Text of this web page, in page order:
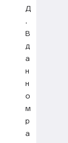
Д
В
д
а
н
н
о
м
р
а